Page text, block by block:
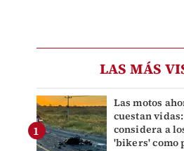
LAS MÁS
Las motos
cuestan
considera a
'bikers' como